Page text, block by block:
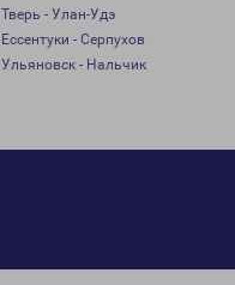
Тверь - Улан-Удэ
Ессентуки - Серпухов
Ульяновск - Нальчик